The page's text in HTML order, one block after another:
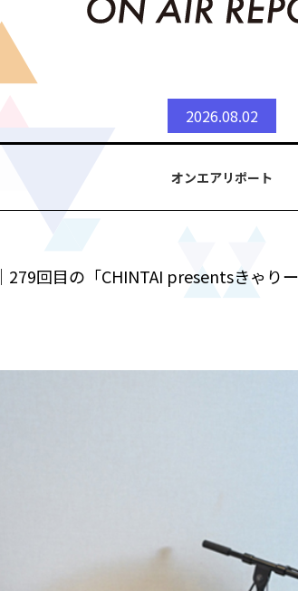
2026.08.02
オンエアリポート
｜279回目の「CHINTAI presentsきゃ